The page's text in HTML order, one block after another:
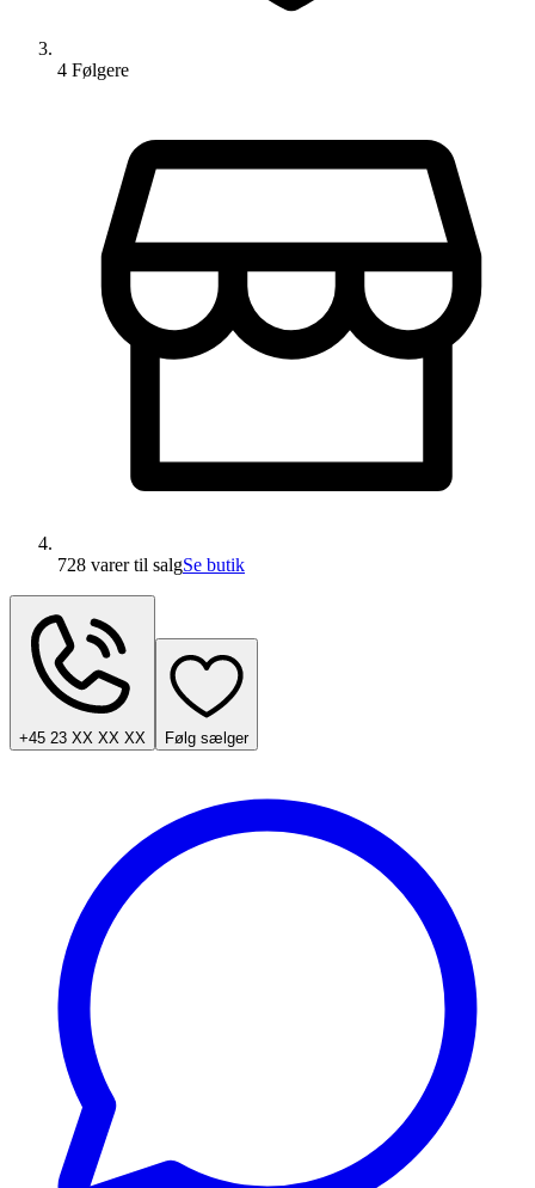
4 Følgere
728 varertil salgSe butik
+45 23 XX XX XX Følg sælger